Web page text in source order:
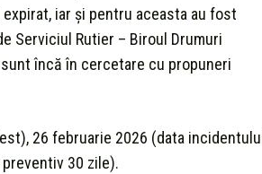
iar și pentru aceasta au fost
Serviciul Rutier – Biroul Drumuri
încă în cercetare cu propuneri
26 februarie 2026 (data
30 zile).